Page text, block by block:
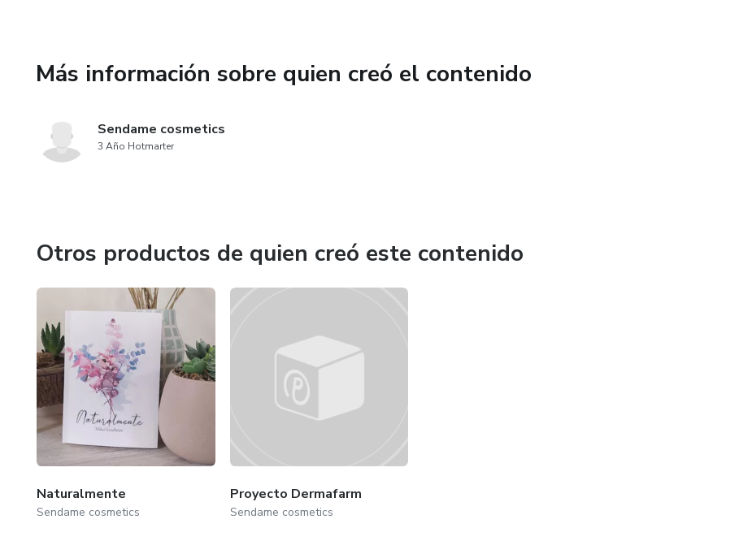
Más información sobre quien creó el contenido
Sendame cosmetics
3 Año Hotmarter
Otros productos de quien creó este contenido
Naturalmente
Sendame cosmetics
Proyecto Dermafarm
Sendame cosmetics